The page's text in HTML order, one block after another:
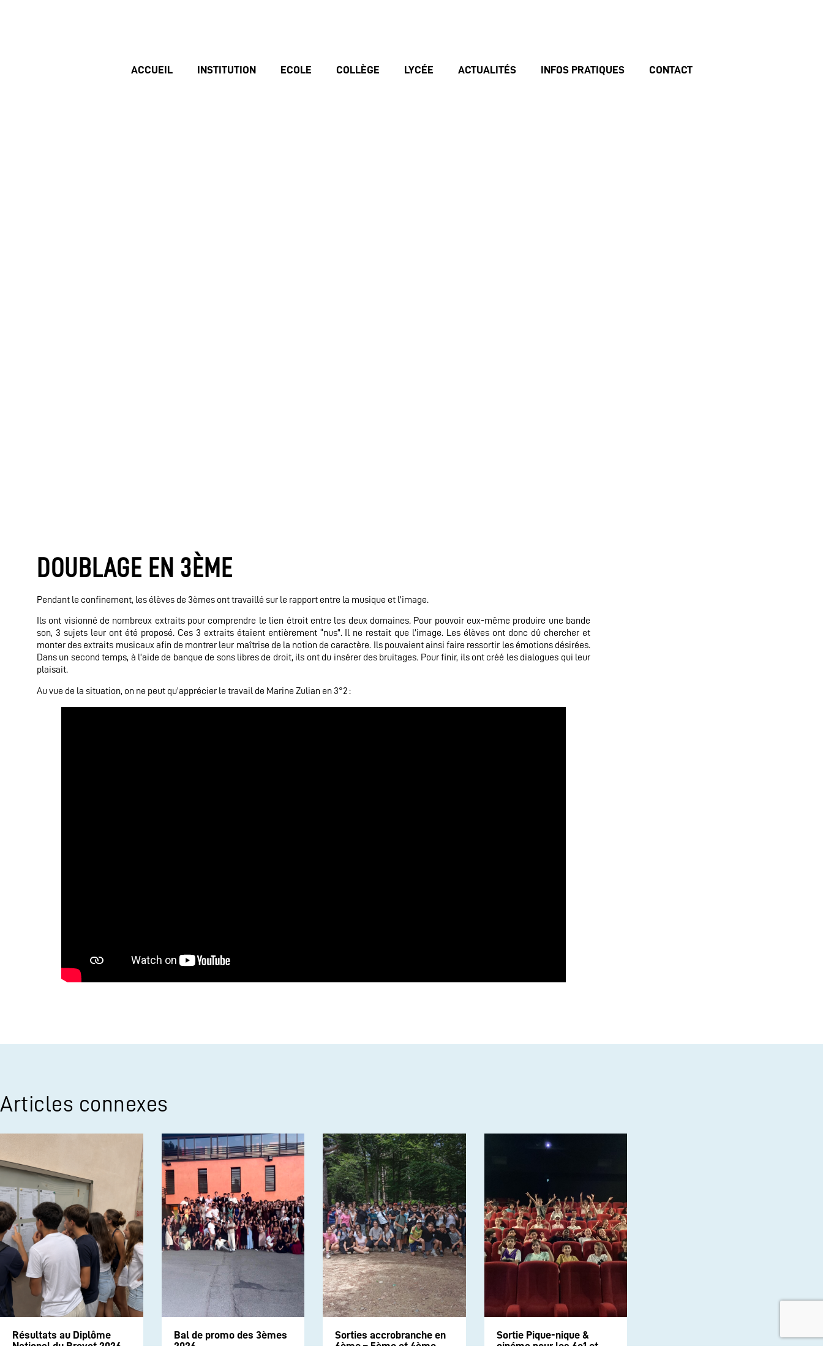
ACCUEIL INSTITUTION ECOLE COLLÈGE LYCÉE ACTUALITÉS INFOS PRATIQUES CONTACT
DOUBLAGE EN 3ÈME
Pendant le confinement, les élèves de 3èmes ont travaillé sur le rapport entre la musique et l’image.
Ils ont visionné de nombreux extraits pour comprendre le lien étroit entre les deux domaines. Pour pouvoir eux-même produire une bande
son, 3 sujets leur ont été proposé. Ces 3 extraits étaient entièrement “nus”. Il ne restait que l’image. Les élèves ont donc dû chercher et
monter des extraits musicaux afin de montrer leur maîtrise de la notion de caractère. Ils pouvaient ainsi faire ressortir les émotions désirées.
Dans un second temps, à l’aide de banque de sons libres de droit, ils ont du insérer des bruitages. Pour finir, ils ont créé les dialogues qui leur
plaisait.
Au vue de la situation, on ne peut qu’apprécier le travail de Marine Zulian en 3°2 :
Articles connexes
Résultats au Diplôme
National du Brevet 2026
Bal de promo des 3èmes
2026
Sorties accrobranche en
6ème – 5ème et 4ème
Sortie Pique-nique &
cinéma pour les 6e1 et